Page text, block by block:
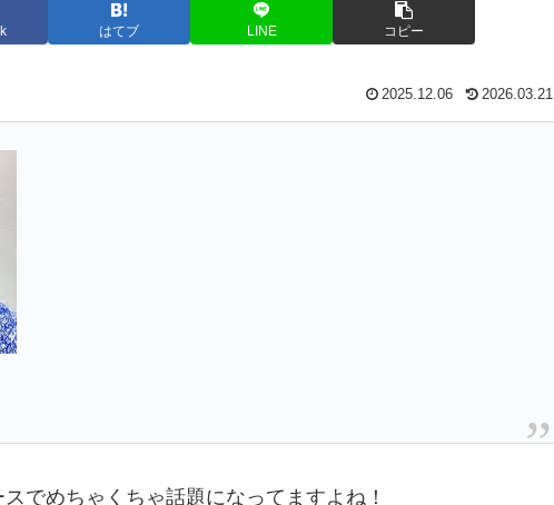
はてブ LINE コピー
2025.12.06 2026.03.21
でめちゃくちゃ話題になってますよね！